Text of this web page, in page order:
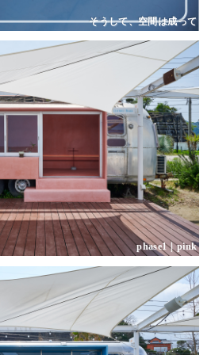
そうして、空間は成って
phase1｜pink